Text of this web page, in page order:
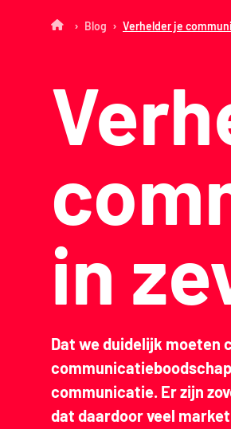
in
Dat we duidelijk moeten
communicatie. Er zijn
dat daardoor veel
› Blog › Verhelder je